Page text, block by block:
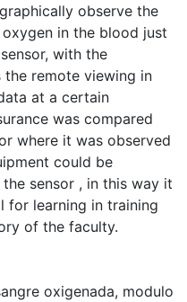
observe the
in the blood just
with the
remote viewing in
at a certain
was compared
where it was observed
could be
sensor , in this way it
for learning in training
of the faculty.
oxigenada, modulo